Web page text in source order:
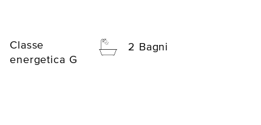
Classe
energetica G
2 Bagni